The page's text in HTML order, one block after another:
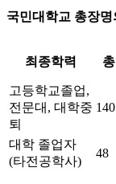
국민대학교 총장명
최종학력
고등학교졸업,
전문대, 대학중
퇴
140
대학 졸업자
(타전공학사)
48